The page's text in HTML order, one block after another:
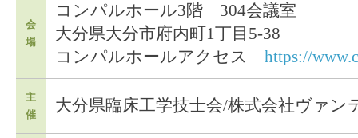
会
場
コンパルホール3階 304会議室
大分県大分市府内町1丁目5-38
コンパルホールアクセス https://
主
催
大分県臨床工学技士会/株式会社ヴァン